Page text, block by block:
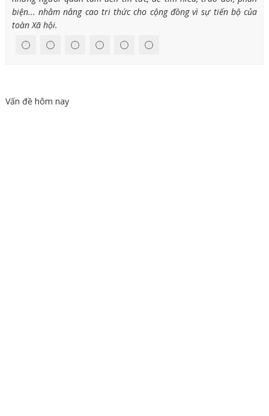
biện... nhằm nâng cao tri thức cho cộng đồng vì sự tiến bộ của
toàn Xã hội.
Vấn đề hôm nay